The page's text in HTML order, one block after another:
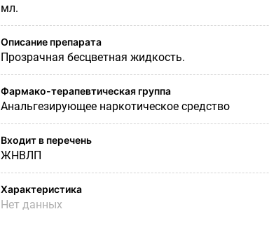
мл.
Описание препарата
Прозрачная бесцветная жидкость.
Фармако-терапевтическая группа
Анальгезирующее наркотическое средство
Входит в перечень
ЖНВЛП
Характеристика
Нет данных